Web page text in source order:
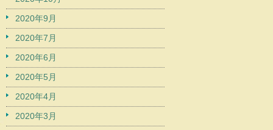
2020年9月
2020年7月
2020年6月
2020年5月
2020年4月
2020年3月